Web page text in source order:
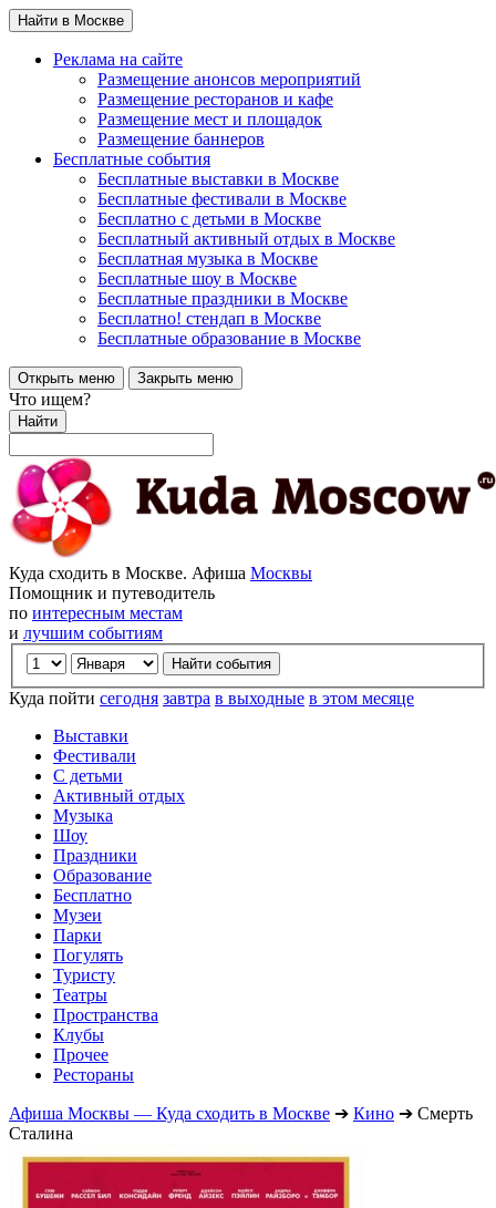
Найти в Москве
Реклама на сайте
Размещение анонсов мероприятий
Размещение ресторанов и кафе
Размещение мест и площадок
Размещение баннеров
Бесплатные события
Бесплатные выставки в Москве
Бесплатные фестивали в Москве
Бесплатно с детьми в Москве
Бесплатный активный отдых в Москве
Бесплатная музыка в Москве
Бесплатные шоу в Москве
Бесплатные праздники в Москве
Бесплатно! стендап в Москве
Бесплатные образование в Москве
Открыть меню Закрыть меню
Что ищем?
Найти
Куда сходить в Москве. Афиша Москвы
Помощник и путеводитель
по интересным местам
и лучшим событиям
Куда пойти сегодня завтра в выходные в этом месяце
Выставки
Фестивали
С детьми
Активный отдых
Музыка
Шоу
Праздники
Образование
Бесплатно
Музеи
Парки
Погулять
Туристу
Театры
Пространства
Клубы
Прочее
Рестораны
Афиша Москвы — Куда сходить в Москве ➔ Кино ➔ Смерть
Сталина